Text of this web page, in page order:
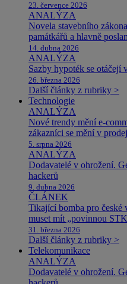
23. července 2026
ANALÝZA
Novela stavebního
památkářů a hlavně
14. dubna 2026
ANALÝZA
Sazby hypoték se otáčejí
26. března 2026
Další články z rubriky >
Technologie
ANALÝZA
Nové trendy mění e-
zákazníci se mění v
5. srpna 2026
ANALÝZA
Dodavatelé v ohrožení.
hackerů
9. dubna 2026
ČLÁNEK
Tikající bomba pro české
muset mít „povinnou
31. března 2026
Další články z rubriky >
Telekomunikace
ANALÝZA
Dodavatelé v ohrožení.